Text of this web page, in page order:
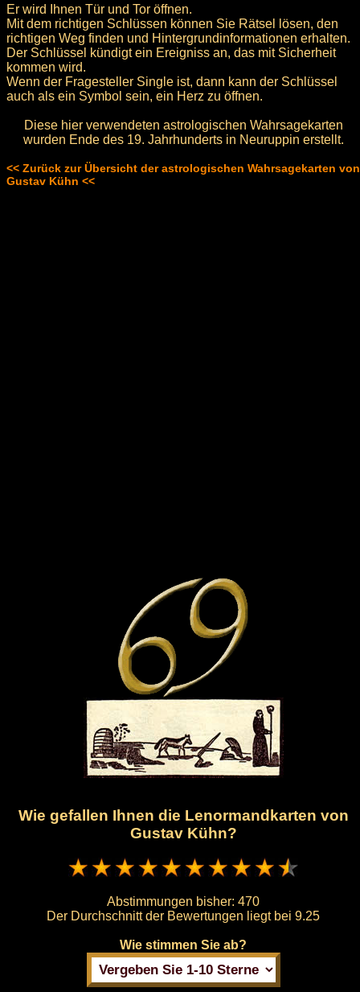
Er wird Ihnen Tür und Tor öffnen.
Mit dem richtigen Schlüssen können Sie Rätsel lösen, den
richtigen Weg finden und Hintergrundinformationen erhalten.
Der Schlüssel kündigt ein Ereigniss an, das mit Sicherheit
kommen wird.
Wenn der Fragesteller Single ist, dann kann der Schlüssel
auch als ein Symbol sein, ein Herz zu öffnen.
Diese hier verwendeten astrologischen Wahrsagekarten
wurden Ende des 19. Jahrhunderts in Neuruppin erstellt.
<< Zurück zur Übersicht der astrologischen Wahrsagekarten von
Gustav Kühn <<
Wie gefallen Ihnen die Lenormandkarten von
Gustav Kühn?
Abstimmungen bisher: 470
Der Durchschnitt der Bewertungen liegt bei 9.25
Wie stimmen Sie ab?